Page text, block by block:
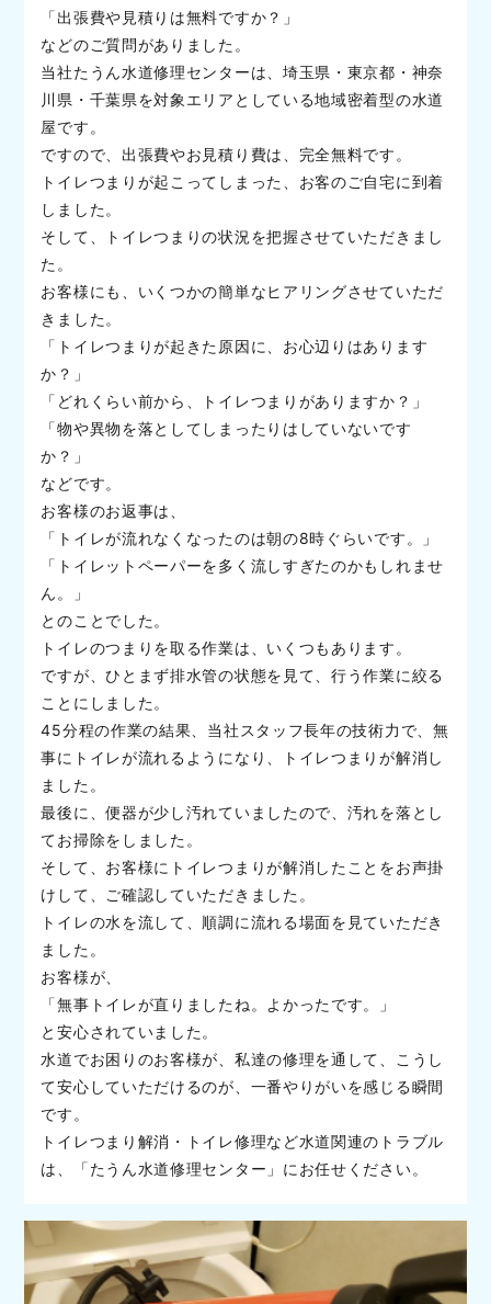
「出張費や見積りは無料ですか？」
などのご質問がありました。
当社たうん水道修理センターは、埼玉県・東京都・神奈
川県・千葉県を対象エリアとしている地域密着型の水道
屋です。
ですので、出張費やお見積り費は、完全無料です。
トイレつまりが起こってしまった、お客のご自宅に到着
しました。
そして、トイレつまりの状況を把握させていただきまし
た。
お客様にも、いくつかの簡単なヒアリングさせていただ
きました。
「トイレつまりが起きた原因に、お心辺りはあります
か？」
「どれくらい前から、トイレつまりがありますか？」
「物や異物を落としてしまったりはしていないです
か？」
などです。
お客様のお返事は、
「トイレが流れなくなったのは朝の8時ぐらいです。」
「トイレットペーパーを多く流しすぎたのかもしれませ
ん。」
とのことでした。
トイレのつまりを取る作業は、いくつもあります。
ですが、ひとまず排水管の状態を見て、行う作業に絞る
ことにしました。
45分程の作業の結果、当社スタッフ長年の技術力で、無
事にトイレが流れるようになり、トイレつまりが解消し
ました。
最後に、便器が少し汚れていましたので、汚れを落とし
てお掃除をしました。
そして、お客様にトイレつまりが解消したことをお声掛
けして、ご確認していただきました。
トイレの水を流して、順調に流れる場面を見ていただき
ました。
お客様が、
「無事トイレが直りましたね。よかったです。」
と安心されていました。
水道でお困りのお客様が、私達の修理を通して、こうし
て安心していただけるのが、一番やりがいを感じる瞬間
です。
トイレつまり解消・トイレ修理など水道関連のトラブル
は、「たうん水道修理センター」にお任せください。